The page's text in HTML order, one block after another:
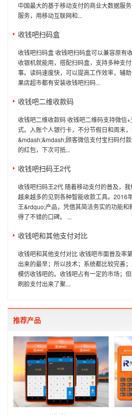
中国最大的基于移动支付的商业大数据服
服务，用移动互联网和...
收钱吧扫码盒
收钱吧扫码盒 收钱吧扫码盒可以兼容原有
收银机就能用，搭配扫码盒，支持多种支
事。读码速度快，可以提高工作效率，辅
果店超市都有安装收钱吧扫码...
收钱吧二维收款码
收钱吧二维收款码 收钱吧二维码支持微信
式。入账个人银行卡，不分节假日和周末
&mdash;&mdash;顾客微信支付宝扫码付
的红包，下次可抵...
收钱吧扫码王2代
收钱吧扫码王2代 随着移动支付的普及，
越来越多的见到各种智能收款工具。2016
王&rdquo;产品，凭借其简洁务实的功能
得了不错的口碑。 ...
收钱吧和其他支付对比
收钱吧和其他支付对比 收钱吧市面普及率
出来的最早；所以技术；系统都比较完善
模仿收钱吧的。收钱吧占有一定的市场；
刷脸支付出来了聚...
推荐产品